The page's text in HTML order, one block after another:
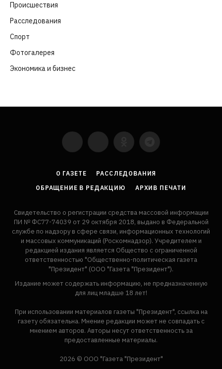
Происшествия
Расследования
Спорт
Фотогалерея
Экономика и бизнес
YouTubeVKontakte
LinkedInFlickr
О ГАЗЕТЕ
РАССЛЕДОВАНИЯ
ОБРАЩЕНИЕ В РЕДАКЦИЮ
АРХИВ ПЕЧАТИ
Свидетельство о регистрации средства массовой информации
ПИ № ФС77-74039 от 29 октября 2018, выдано в Федеральной
службе по надзору в сфере связи, информационных технологий
и массовых коммуникаций (Роскомнадзор). Учредителем и
редакцией издания является Общество с ограниченной
ответственностью "Общественно-политическая газета
"Президент" (ООО "Газета "Президент").
Издание может содержать информацию, не предназначенную
для лиц младше 18 лет!
При использовании материалов газеты "Президент", ссылка на
газету обязательна. Мнение редакции может не совпадать с
мнением авторов. Авторы несут ответственность за
предоставленные материалы.
2026 © ООО "Газета "Президент"